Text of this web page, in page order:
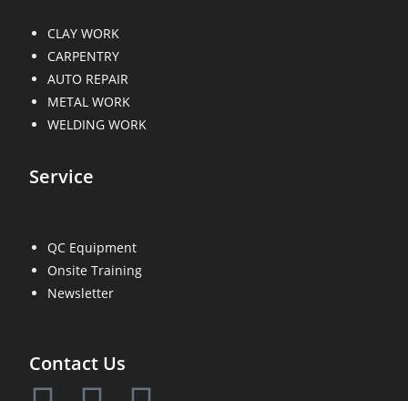
CLAY WORK
CARPENTRY
AUTO REPAIR
METAL WORK
WELDING WORK
Service
QC Equipment
Onsite Training
Newsletter
Contact Us